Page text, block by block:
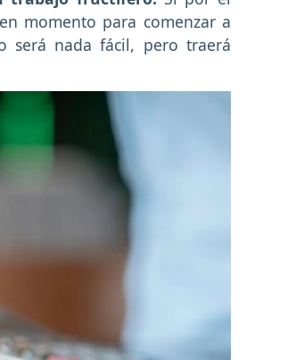
momento para comenzar a
será nada fácil, pero traerá